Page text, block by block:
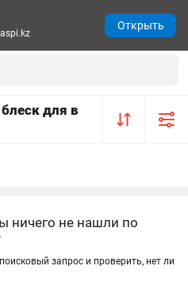
для в
ничего не нашли по
запрос и проверить, нет ли
Открыть